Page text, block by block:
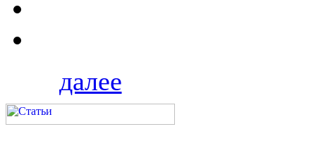
далее